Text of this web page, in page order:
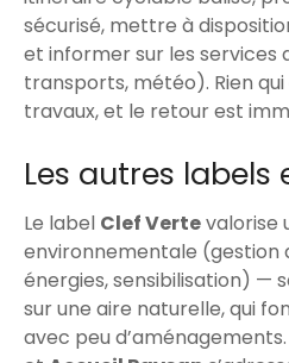
sécurisé, mettre à
et informer sur les
transports, météo). Rien
travaux, et le retour est
Les autres labels
Le label Clef Vertevalorise
environnementale (gestion
énergies, sensibilisation) —
sur une aire naturelle, qui
avec peu d’aménagements.